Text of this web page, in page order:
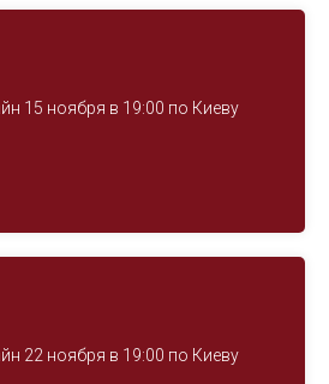
15 ноября в 19:00 по Киеву
22 ноября в 19:00 по Киеву